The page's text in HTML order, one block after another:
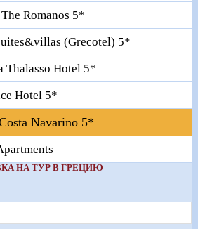
Romanos 5*
(Grecotel) 5*
Thalasso Hotel 5*
Hotel 5*
Navarino 5*
НА ТУР В ГРЕЦИЮ